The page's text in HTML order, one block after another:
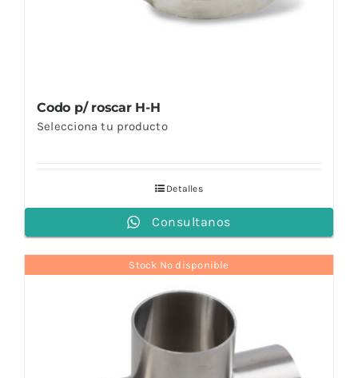
Codo p/ roscar H-H
Selecciona tu producto
Detalles
Consultanos
Stock No disponible